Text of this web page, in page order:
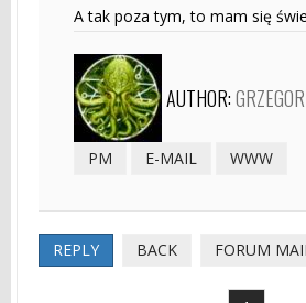
A tak poza tym, to mam się
AUTHOR:
PM E-MAIL WWW
REPLY BACK FORUM